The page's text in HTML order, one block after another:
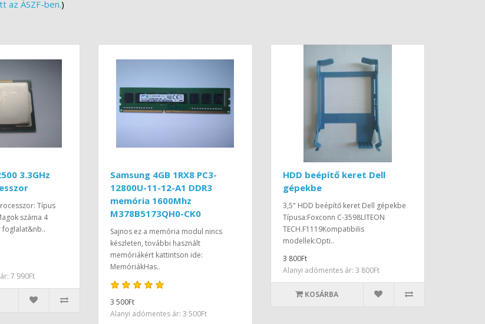
az ÁSZF-ben.)
3.3GHz
Típus
száma 4
foglalat&nb..
7 990Ft
Samsung 4GB 1RX8 PC3-
12800U-11-12-A1 DDR3
memória 1600Mhz
M378B5173QH0-CK0
Sajnos ez a memória modul nincs
készleten, további használt
memóriákért kattintson ide:
MemóriákHas..
3 500Ft
Alanyi adómentes ár: 3 500Ft
HDD beépítő keret Dell
gépekbe
3,5" HDD beépítő keret Dell gépekbe
Típusa:Foxconn C-3598LITEON
TECH.F1119Kompatibilis
modellek:Opti..
3 800Ft
Alanyi adómentes ár: 3 800Ft
KOSÁRBA